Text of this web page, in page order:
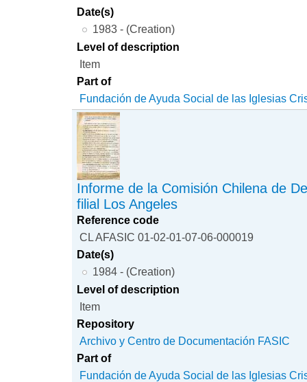
Date(s)
1983 - (Creation)
Level of description
Item
Part of
Fundación de Ayuda Social de las Iglesias
Informe de la Comisión Chilena de
filial Los Angeles
Reference code
CL AFASIC 01-02-01-07-06-000019
Date(s)
1984 - (Creation)
Level of description
Item
Repository
Archivo y Centro de Documentación FASIC
Part of
Fundación de Ayuda Social de las Iglesias